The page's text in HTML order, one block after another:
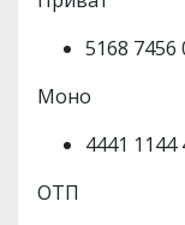
5168 7456
Моно
4441 1144
ОТП